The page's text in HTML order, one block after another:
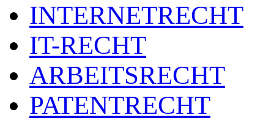
INTERNETRECHT
IT-RECHT
ARBEITSRECHT
PATENTRECHT